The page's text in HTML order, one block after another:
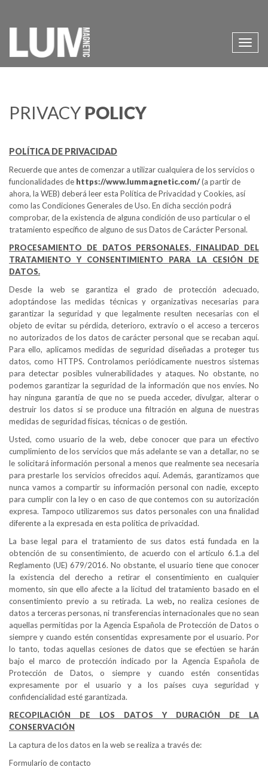
PRIVACY POLICY
POLÍTICA DE PRIVACIDAD
Recuerde que antes de comenzar a utilizar cualquiera de los servicios o
funcionalidades de https://www.lummagnetic.com/(a partir de
ahora, la WEB) deberá leer esta Política de Privacidad y Cookies, así
como las Condiciones Generales de Uso. En dicha sección podrá
comprobar, de la existencia de alguna condición de uso particular o el
tratamiento específico de alguno de sus Datos de Carácter Personal.
PROCESAMIENTO DE DATOS PERSONALES, FINALIDAD DEL
TRATAMIENTO Y CONSENTIMIENTO PARA LA CESIÓN DE
DATOS.
Desde la web
se garantiza el grado de protección adecuado,
adoptándose las medidas técnicas y organizativas necesarias para
garantizar la seguridad y que legalmente resulten necesarias con el
objeto de evitar su pérdida, deterioro, extravío o el acceso a terceros
no autorizados de los datos de carácter personal que se recaban aquí.
Para ello, aplicamos medidas de seguridad diseñadas a proteger tus
datos, como HTTPS. Controlamos periódicamente nuestros sistemas
para detectar posibles vulnerabilidades y ataques. No obstante, no
podemos garantizar la seguridad de la información que nos envíes. No
hay ninguna garantía de que no se pueda acceder, divulgar, alterar o
destruir los datos si se produce una filtración en alguna de nuestras
medidas de seguridad físicas, técnicas o de gestión.
Usted, como usuario de la web, debe conocer que para un efectivo
cumplimiento de los servicios que más adelante se van a detallar, no se
le solicitará información personal a menos que realmente sea necesaria
para prestarle los servicios ofrecidos aquí. Además, garantizamos que
nunca vamos a compartir su información personal con nadie, excepto
para cumplir con la ley o en caso de que contemos con su autorización
expresa. Tampoco utilizaremos sus datos personales con una finalidad
diferente a la expresada en esta política de privacidad.
La base legal para el tratamiento de sus datos está fundada en la
obtención de su consentimiento, de acuerdo con el artículo 6.1.a del
Reglamento (UE) 679/2016. No obstante, el usuario tiene que conocer
la existencia del derecho a retirar el consentimiento en cualquier
momento, sin que ello afecte a la licitud del tratamiento basado en el
consentimiento previo a su retirada. La web,no realiza cesiones de
datos a terceras personas, ni transferencias internacionales que no sean
aquellas permitidas por la Agencia Española de Protección de Datos o
siempre y cuando estén consentidas expresamente por el usuario. Por
lo tanto, todas aquellas cesiones de datos que se efectúen se harán
bajo el marco de protección indicado por la Agencia Española de
Protección de Datos, o siempre y cuando estén consentidas
expresamente por el usuario y a los países cuya seguridad y
confidencialidad esté garantizada.
RECOPILACIÓN DE LOS DATOS Y DURACIÓN DE LA
CONSERVACIÓN
La captura de los datos en la web se realiza a través de:
Formulario de contacto